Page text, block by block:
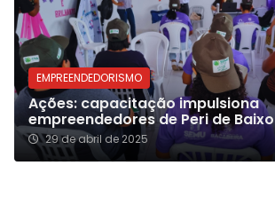
EMPREENDEDORISMO
Ações: capacitação impulsiona
empreendedores de Peri de Baixo
29 de abril de 2025